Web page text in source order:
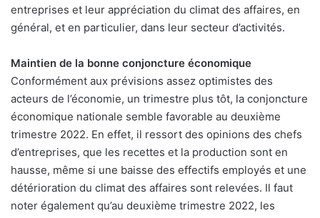
entreprises et leur appréciation du climat des affaires, en
général, et en particulier, dans leur secteur d’activités.
Maintien de la bonne conjoncture économique
Conformément aux prévisions assez optimistes des
acteurs de l’économie, un trimestre plus tôt, la conjoncture
économique nationale semble favorable au deuxième
trimestre 2022. En effet, il ressort des opinions des chefs
d’entreprises, que les recettes et la production sont en
hausse, même si une baisse des effectifs employés et une
détérioration du climat des affaires sont relevées. Il faut
noter également qu’au deuxième trimestre 2022, les